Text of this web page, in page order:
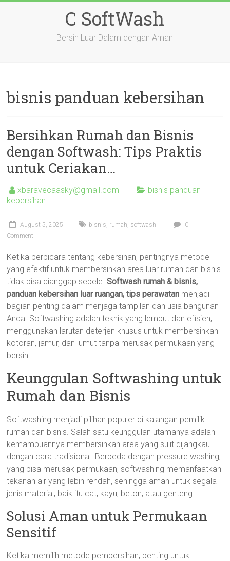
C SoftWash
Bersih Luar Dalam dengan Aman
bisnis panduan kebersihan
Bersihkan Rumah dan Bisnis
dengan Softwash: Tips Praktis
untuk Ceriakan…
xbaravecaasky@gmail.com
bisnis panduan
kebersihan
August 5, 2025 bisnis, rumah, softwash
0
Comment
Ketika berbicara tentang kebersihan, pentingnya metode
yang efektif untuk membersihkan area luar rumah dan bisnis
tidak bisa dianggap sepele.Softwash rumah & bisnis,
panduan kebersihan luar ruangan, tips perawatan menjadi
bagian penting dalam menjaga tampilan dan usia bangunan
Anda. Softwashing adalah teknik yang lembut dan efisien,
menggunakan larutan deterjen khusus untuk membersihkan
kotoran, jamur, dan lumut tanpa merusak permukaan yang
bersih.
Keunggulan Softwashing untuk
Rumah dan Bisnis
Softwashing menjadi pilihan populer di kalangan pemilik
rumah dan bisnis. Salah satu keunggulan utamanya adalah
kemampuannya membersihkan area yang sulit dijangkau
dengan cara tradisional. Berbeda dengan pressure washing,
yang bisa merusak permukaan, softwashing memanfaatkan
tekanan air yang lebih rendah, sehingga aman untuk segala
jenis material, baik itu cat, kayu, beton, atau genteng.
Solusi Aman untuk Permukaan
Sensitif
Ketika memilih metode pembersihan, penting untuk